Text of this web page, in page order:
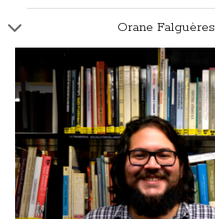
Orane Falguères